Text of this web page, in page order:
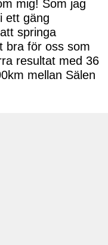
mig! Som jag
ett gäng
springa
bra för oss som
resultat med 36
mellan Sälen